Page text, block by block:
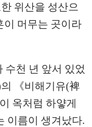
위산을 성산으
이 머무는 곳이라
수천 년 앞서 있었
《비해기유(裨
옥처럼 하얗게
이름이 생겨났다.